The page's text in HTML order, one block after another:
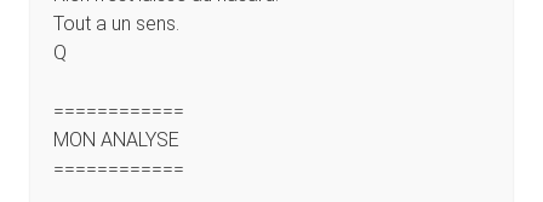
Tout a un sens.
Q
============
MON ANALYSE
============